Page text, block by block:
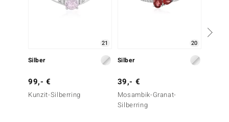
21
Silber
99,- €
Kunzit-Silberring
20
Silber
39,- €
Mosambik-Granat-
Silberring